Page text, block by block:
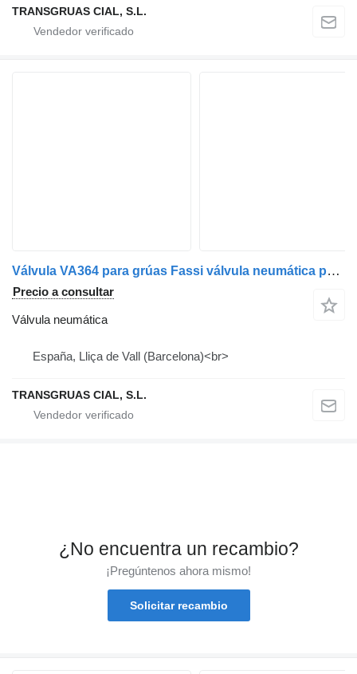
TRANSGRUAS CIAL, S.L.
Válvula VA364 para grúas Fassi válvula neumática para Fassi grúa autocargante
Precio a consultar
Válvula neumática
España, Lliça de Vall (Barcelona)<br>
TRANSGRUAS CIAL, S.L.
¿No encuentra un recambio?
¡Pregúntenos ahora mismo!
Solicitar recambio